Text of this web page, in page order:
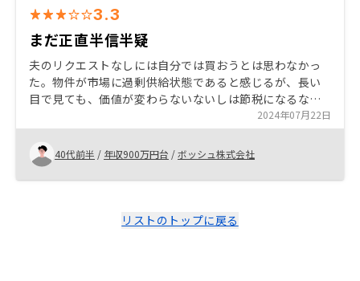
3.3
まだ正直半信半疑
夫のリクエストなしには自分では買おうとは思わなかっ
た。物件が市場に過剰供給状態であると感じるが、長い
目で見ても、価値が変わらないないしは節税になるなら
と投資を決めた。月の金額が高すぎず無理がないところ
もポイントだった。
2024年07月22日
40代前半 / 年収900万円台 /ボッシュ株式会社
リストのトップに戻る